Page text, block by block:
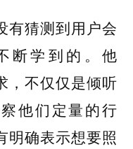
有猜测到用户会
断学到的。他
，不仅仅是倾听
他们定量的行
明确表示想要照